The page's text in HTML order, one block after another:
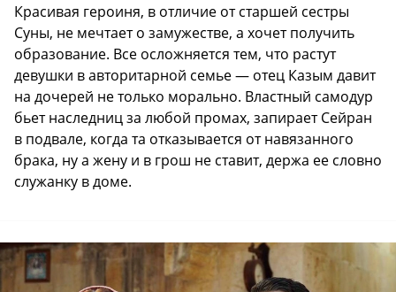
Красивая героиня, в отличие от старшей сестры
Суны, не мечтает о замужестве, а хочет получить
образование. Все осложняется тем, что растут
девушки в авторитарной семье — отец Казым давит
на дочерей не только морально. Властный самодур
бьет наследниц за любой промах, запирает Сейран
в подвале, когда та отказывается от навязанного
брака, ну а жену и в грош не ставит, держа ее словно
служанку в доме.